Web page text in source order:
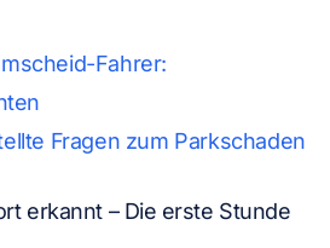
Fahrer:
Fragen zum Parkschaden
erkannt – Die erste Stunde